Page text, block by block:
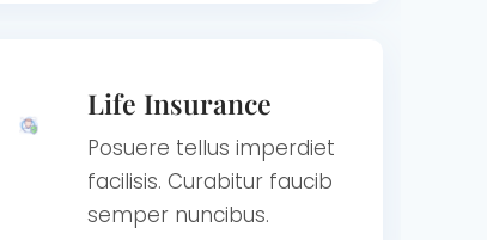
Life Insurance
Posuere tellus imperdiet
facilisis. Curabitur faucib
semper nuncibus.